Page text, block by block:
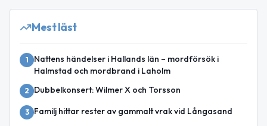
Mest läst
1
Nattens händelser i Hallands län – mordförsök i
Halmstad och mordbrand i Laholm
2 Dubbelkonsert: Wilmer X och Torsson
3 Familj hittar rester av gammalt vrak vid Långasand